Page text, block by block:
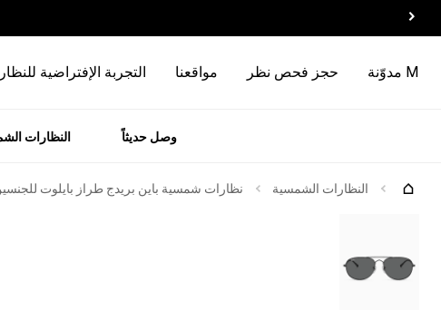
M مدوّنة حجز فحص نظر مواقعنا التجربة الإفتراضية
وصل حديثاً النظارات
النظارات الشمسية نظارات شمسية باين بريدج طراز بايلوت